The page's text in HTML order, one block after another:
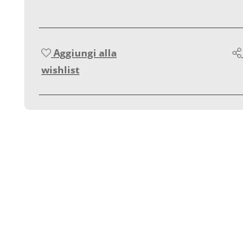
Aggiungi alla
wishlist